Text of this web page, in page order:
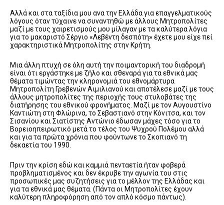
Αλλά και στα ταξίδια μου ανα την Ελλάδα για επαγγελματικούς
λόγους όταν τύχαινε να συναντηθώ με άλλους Μητροπολίτες
μαζί με τους χαιρετισμούς μου μίλαγαν με τα καλύτερα λόγια
για το μακαριστό Σέργιο «Λεβέντη δεσπότη» έχετε μου είχε πεί
χαρακτηριστικά Μητροπολίτης στην Κρήτη.
Μια άλλη πτυχή σε όλη αυτή την ποιμαντορική του διαδρομή
είναι ότι εργάστηκε με ζήλο και σθεναρά για τα εθνικά μας
θέματα τιμώντας την κληρονομιά του εθνομάρτυρα
Μητροπολίτη Γρεβενών Αιμιλιανού και αποτέλεσε μαζί με τους
άλλους μητροπολίτες της περιοχής τους στυλοβάτες της
διατήρησης του εθνικού φρονήματος. Μαζί με τον Αυγουστίνο
Καντιώτη στη Φλώρινα, το Σεβαστιανό στην Κόνιτσα, και τον
Σισανίου και Σιατίστης Αντώνιο έδωσαν μάχες τόσο για το
Βορειοηπειρωτικό μετά το τέλος του Ψυχρού Πολέμου αλλά
και για τα πρώτα χρόνια που φούντωνε το Σκοπιανό τη
δεκαετία του 1990.
Πριν την κρίση εδώ και καμμιά πενταετία ήταν φοβερά
προβληματισμένος και δεν έκρυβε την αγωνία του στις
προσωπικές μας συζητήσεις για το μέλλον της Ελλάδας και
για τα εθνικά μας θέματα. (Πάντα οι Μητροπολίτες έχουν
καλύτερη πληροφόρηση από τον απλό κόσμο πάντως).